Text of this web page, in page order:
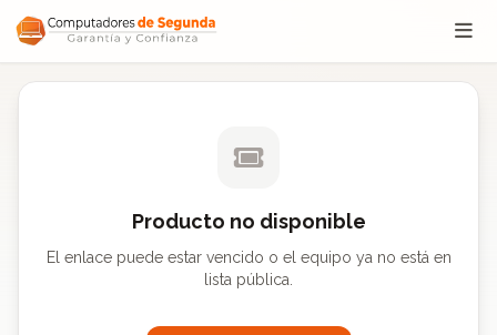
Saltar al contenido
Producto no disponible
El enlace puede estar vencido o el equipo ya no está en
lista pública.